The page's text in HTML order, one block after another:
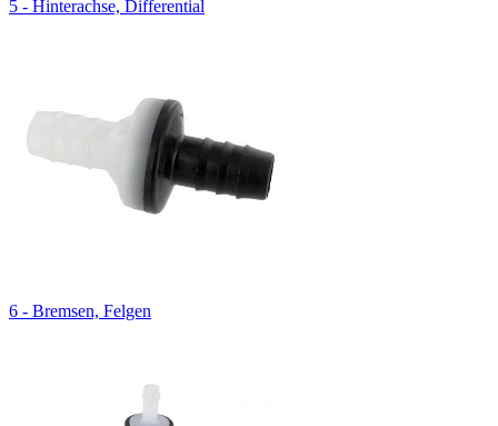
5 - Hinterachse, Differential
6 - Bremsen, Felgen